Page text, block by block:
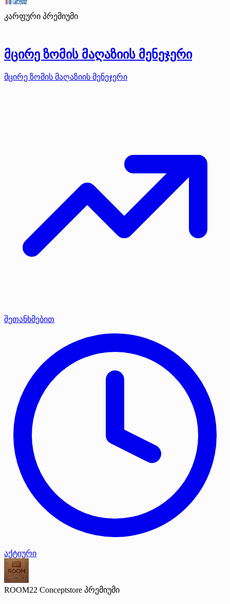
კარფური პრემიუმი
მცირე ზომის მაღაზიის მენეჯერი
მცირე ზომის მაღაზიის მენეჯერი
შეთანხმებით
აქტიური
ROOM22 Conceptstore პრემიუმი